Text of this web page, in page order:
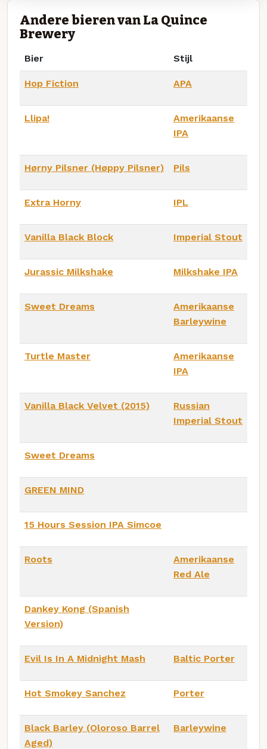
Andere bieren van La Quince
Brewery
Bier Stijl
Hop Fiction APA
Llipa!
Amerikaanse
IPA
Hørny Pilsner (Høppy Pilsner) Pils
Extra Horny IPL
Vanilla Black Block Imperial Stout
Jurassic Milkshake Milkshake IPA
Sweet Dreams
Amerikaanse
Barleywine
Turtle Master
Amerikaanse
IPA
Vanilla Black Velvet (2015)
Russian
Imperial Stout
Sweet Dreams
GREEN MIND
15 Hours Session IPA Simcoe
Roots
Amerikaanse
Red Ale
Dankey Kong (Spanish
Version)
Evil Is In A Midnight Mash Baltic Porter
Hot Smokey Sanchez Porter
Black Barley (Oloroso Barrel
Aged)
Barleywine